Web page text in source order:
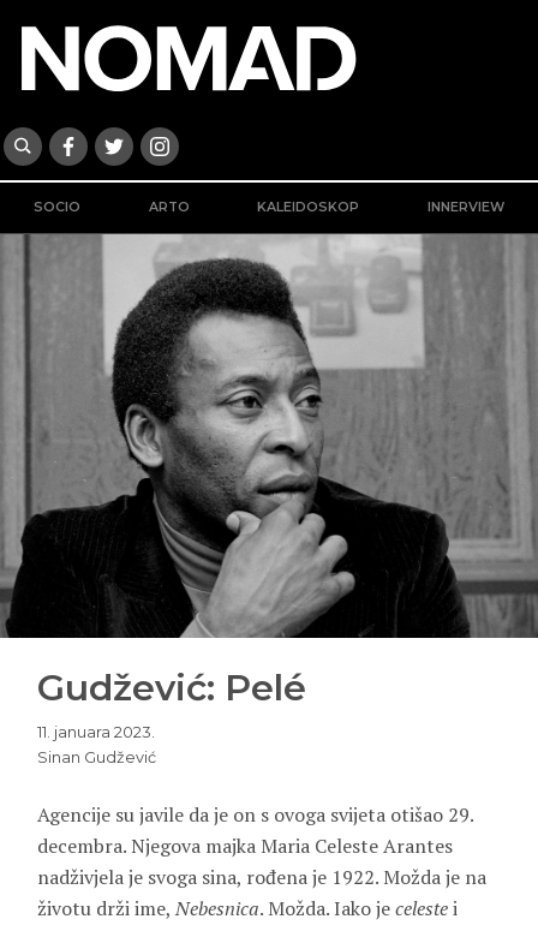
SOCIO ARTO KALEIDOSKOP INNERVIEW
Gudžević: Pelé
11. januara 2023.
Sinan Gudžević
Agencije su javile da je on s ovoga svijeta otišao 29.
decembra. Njegova majka Maria Celeste Arantes
nadživjela je svoga sina, rođena je 1922. Možda je na
životu drži ime,Nebesnica. Možda. Iako jecelestei